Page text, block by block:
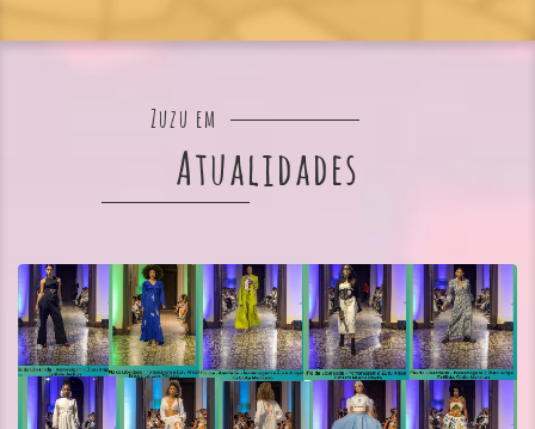
Zuzu em
Atualidades